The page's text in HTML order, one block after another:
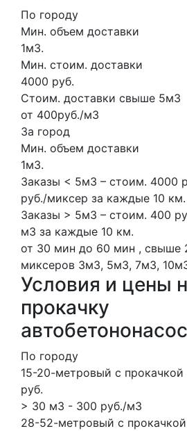
По городу
Мин. объем доставки
1м3.
Мин. стоим. доставки
4000 руб.
Стоим. доставки свыше 5м3
от 400руб./м3
За город
Мин. объем доставки
1м3.
Заказы < 5м3 – стоим. 4000
руб./миксер за каждые 10 км.
Заказы > 5м3 – стоим. 400
м3 за каждые 10 км.
от 30 мин до 60 мин , свыше
миксеров 3м3, 5м3, 7м3,
Условия и цены
прокачку
По городу
15-20-метровый с
руб.
> 30 м3 - 300 руб./м3
28-52-метровый с